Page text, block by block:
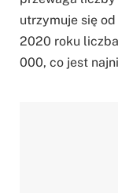
utrzymuje się
2020 roku
000, co jest